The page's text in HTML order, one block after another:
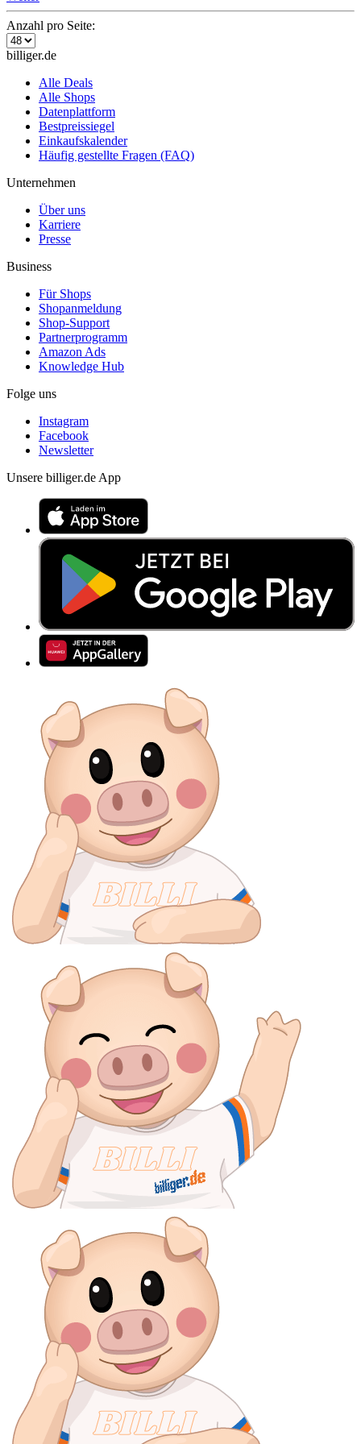
Anzahl pro Seite:
billiger.de
Alle Deals
Alle Shops
Datenplattform
Bestpreissiegel
Einkaufskalender
Häufig gestellte Fragen (FAQ)
Unternehmen
Über uns
Karriere
Presse
Business
Für Shops
Shopanmeldung
Shop-Support
Partnerprogramm
Amazon Ads
Knowledge Hub
Folge uns
Instagram
Facebook
Newsletter
Unsere billiger.de App